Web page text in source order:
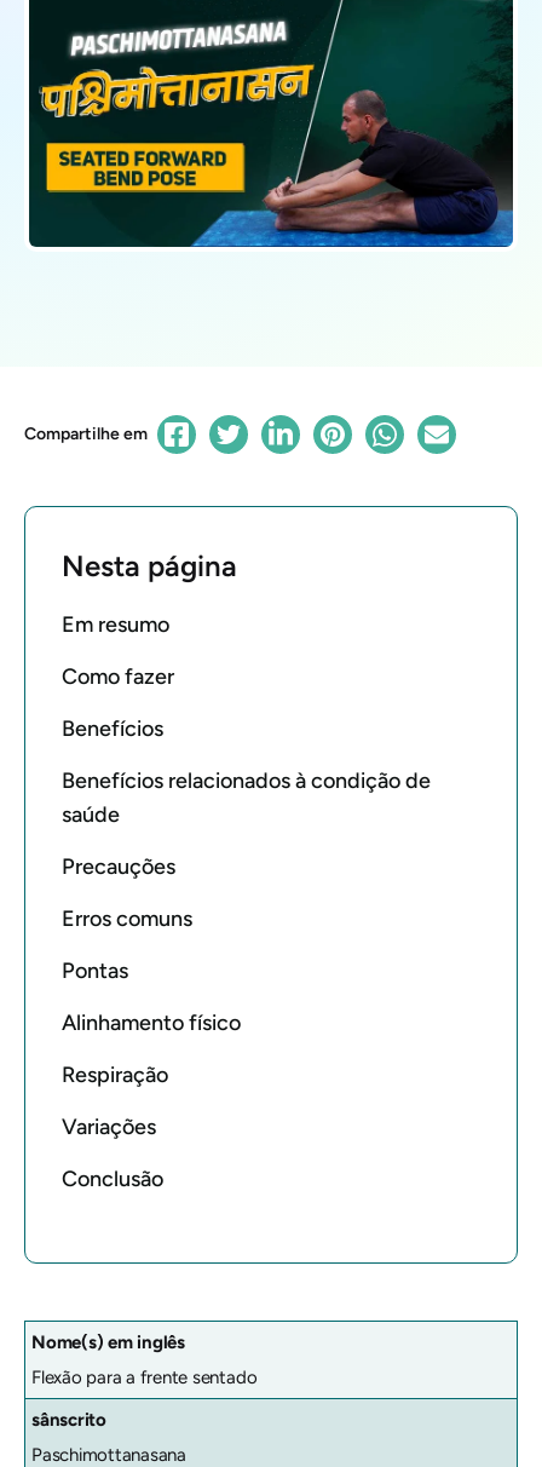
Compartilhe em
Nesta página
Em resumo
Como fazer
Benefícios
Benefícios relacionados à condição de
saúde
Precauções
Erros comuns
Pontas
Alinhamento físico
Respiração
Variações
Conclusão
Nome(s) em inglês
Flexão para a frente sentado
sânscrito
Paschimottanasana